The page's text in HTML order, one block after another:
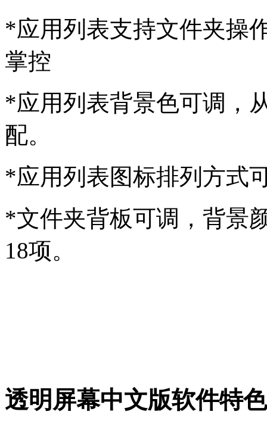
*应用列表支持文件夹操
掌控
*应用列表背景色可调，
配。
*应用列表图标排列方式
*文件夹背板可调，背景
18项。
透明屏幕中文版软件特色